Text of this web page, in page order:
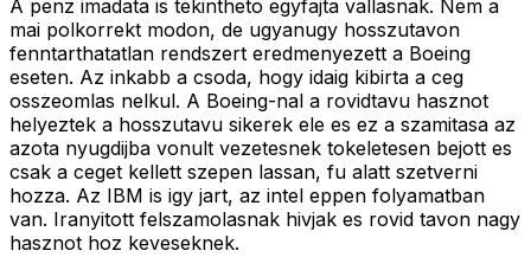
A penz imadata is tekintheto egyfajta vallasnak. Nem a
mai polkorrekt modon, de ugyanugy hosszutavon
fenntarthatatlan rendszert eredmenyezett a Boeing
eseten. Az inkabb a csoda, hogy idaig kibirta a ceg
osszeomlas nelkul. A Boeing-nal a rovidtavu hasznot
helyeztek a hosszutavu sikerek ele es ez a szamitasa az
azota nyugdijba vonult vezetesnek tokeletesen bejott es
csak a ceget kellett szepen lassan, fu alatt szetverni
hozza. Az IBM is igy jart, az intel eppen folyamatban
van. Iranyitott felszamolasnak hivjak es rovid tavon nagy
hasznot hoz keveseknek.